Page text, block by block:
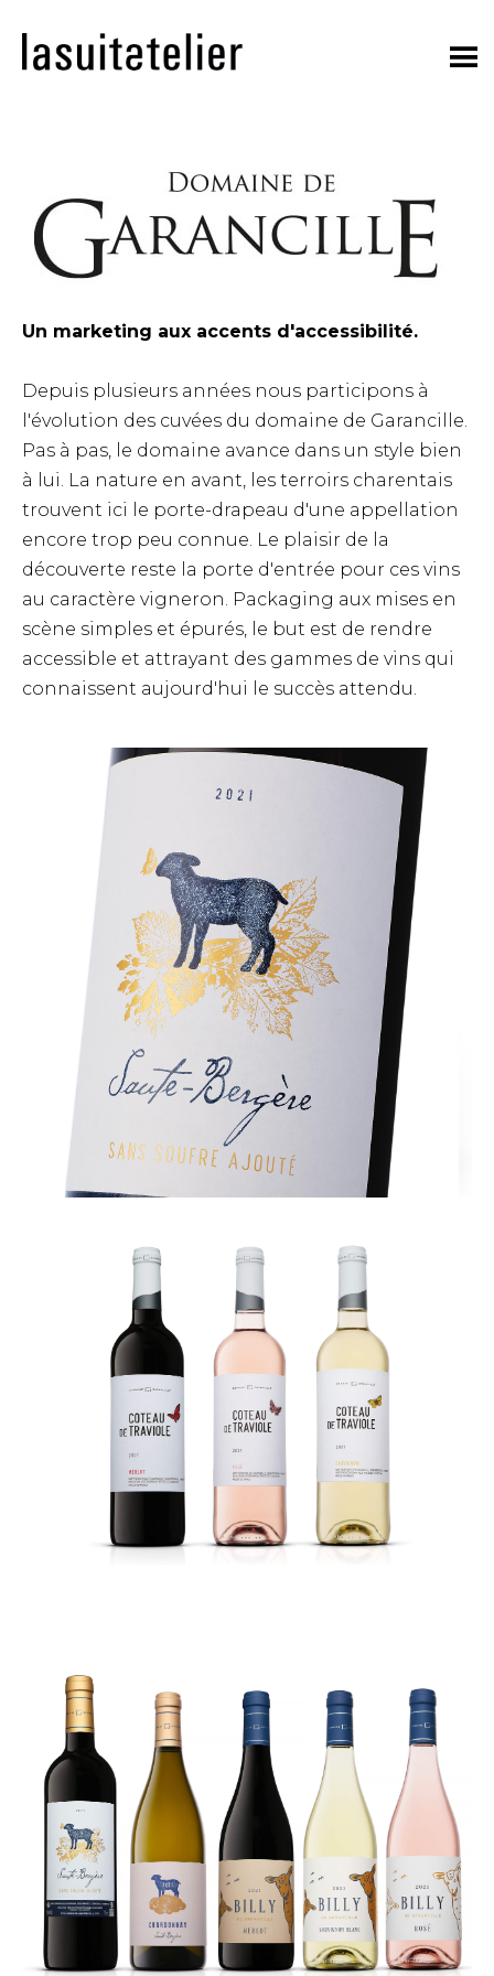
content
Un marketing aux accents d'accessibilité.
Depuis plusieurs années nous participons à
l'évolution des cuvées du domaine de Garancille.
Pas à pas, le domaine avance dans un style bien
à lui. La nature en avant, les terroirs charentais
trouvent ici le porte-drapeau d'une appellation
encore trop peu connue. Le plaisir de la
découverte reste la porte d'entrée pour ces vins
au caractère vigneron. Packaging aux mises en
scène simples et épurés, le but est de rendre
accessible et attrayant des gammes de vins qui
connaissent aujourd'hui le succès attendu.